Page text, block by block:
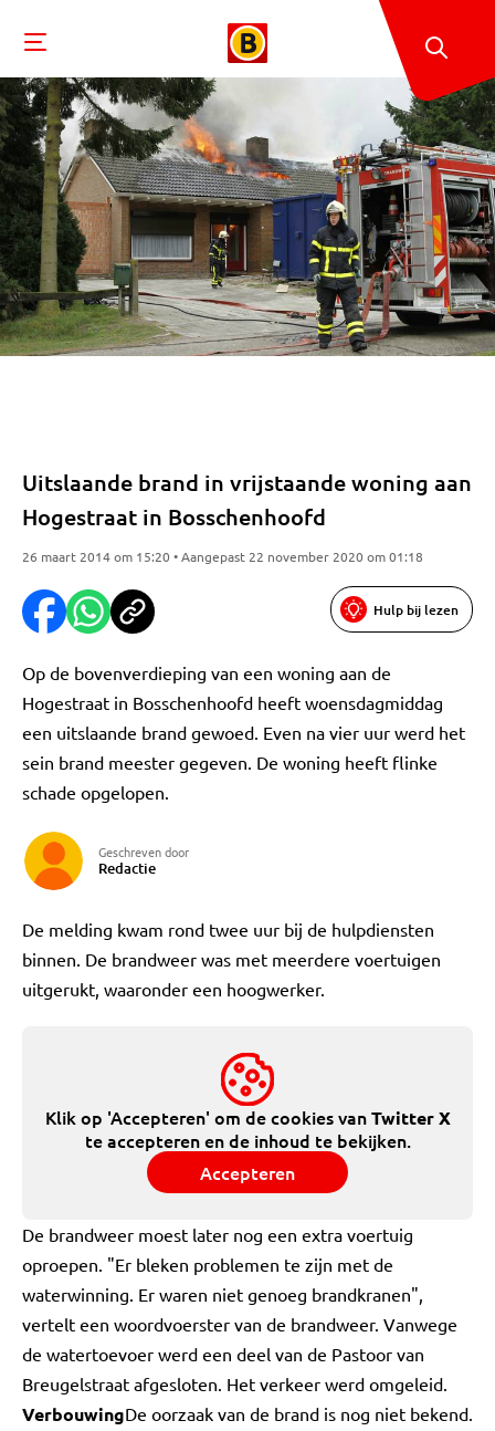
Uitslaande brand in vrijstaande woning aan
Hogestraat in Bosschenhoofd
26 maart 2014 om 15:20 • Aangepast 22 november 2020 om 01:18
Hulp bij lezen
Op de bovenverdieping van een woning aan de
Hogestraat in Bosschenhoofd heeft woensdagmiddag
een uitslaande brand gewoed. Even na vier uur werd het
sein brand meester gegeven. De woning heeft flinke
schade opgelopen.
Geschreven door
Redactie
De melding kwam rond twee uur bij de hulpdiensten
binnen. De brandweer was met meerdere voertuigen
uitgerukt, waaronder een hoogwerker.
Klik op 'Accepteren' om de cookies vanTwitter X
te accepteren en de inhoud te bekijken.
Accepteren
De brandweer moest later nog een extra voertuig
oproepen. "Er bleken problemen te zijn met de
waterwinning. Er waren niet genoeg brandkranen",
vertelt een woordvoerster van de brandweer. Vanwege
de watertoevoer werd een deel van de Pastoor van
Breugelstraat afgesloten. Het verkeer werd omgeleid.
VerbouwingDe oorzaak van de brand is nog niet bekend.